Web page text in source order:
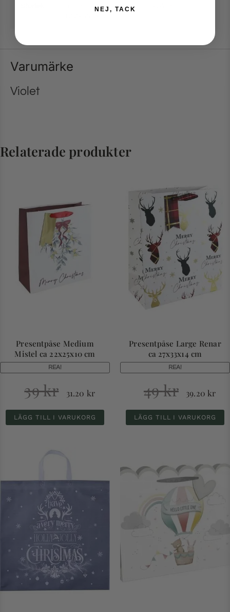
Large ca 27x33x14cm
Varumärke
Violet
Relaterade produkter
Presentpåse Medium
Mistel ca 22x25x10 cm
REA!
39kr 31.20 kr
LÄGG TILL I VARUKORG
Presentpåse Large Renar
ca 27x33x14 cm
REA!
49kr 39.20 kr
LÄGG TILL I VARUKORG
NEJ, TACK